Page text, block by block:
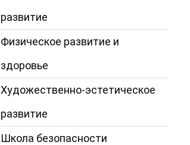
развитие
Физическое развитие и
здоровье
Художественно-эстетическое
развитие
Школа безопасности